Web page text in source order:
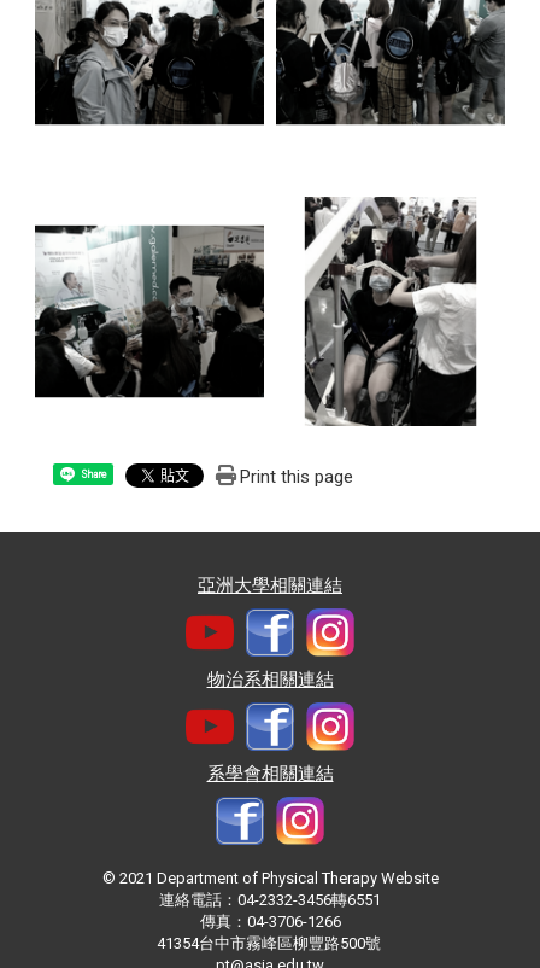
Share Print this page
亞洲大學相關連結
物治系相關連結
系學會相關連結
© 2021 Department of Physical Therapy Website
連絡電話：04-2332-3456轉6551
傳真：04-3706-1266
41354台中市霧峰區柳豐路500號